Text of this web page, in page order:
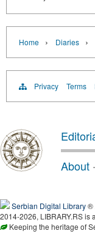
Home › Diaries ›
Privacy Terms
About ·
Serbian Digital Library®
2014-2026, LIBRARY.RS is
Keeping the heritage of